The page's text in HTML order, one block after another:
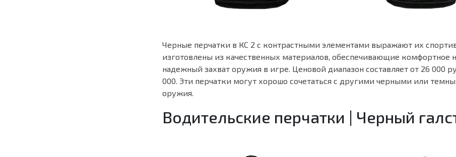
Черные перчатки в КС 2 с контрастными элементами выражают их
изготовлены из качественных материалов, обеспечивающие комфортное
надежный захват оружия в игре. Ценовой диапазон составляет от 26 000
000. Эти перчатки могут хорошо сочетаться с другими черными или
оружия.
Водительские перчатки | Черный